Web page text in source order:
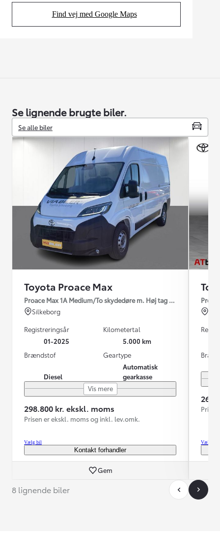
Find vej med Google Maps
(Opens in new tab)
Se lignende brugte biler.
Se alle biler
Toyota Proace Max
Proace Max 1A Medium/To skydedøre m. Høj tag 2.2 diesel
Silkeborg
Registreringsår
01-2025
Kilometertal
5.000 km
Brændstof
Diesel
Geartype
Automatisk
gearkasse
Vis mere
298.800 kr. ekskl. moms
Prisen er ekskl. moms og inkl. lev.omk.
Vælg bil
Kontakt forhandler
Gem
Vælg bil
8 lignende biler